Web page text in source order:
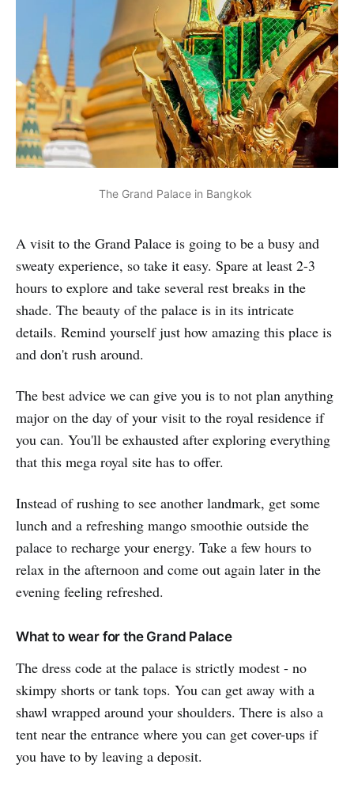
The Grand Palace in Bangkok
A visit to the Grand Palace is going to be a busy and
sweaty experience, so take it easy. Spare at least 2-3
hours to explore and take several rest breaks in the
shade. The beauty of the palace is in its intricate
details. Remind yourself just how amazing this place is
and don't rush around.
The best advice we can give you is to not plan anything
major on the day of your visit to the royal residence if
you can. You'll be exhausted after exploring everything
that this mega royal site has to offer.
Instead of rushing to see another landmark, get some
lunch and a refreshing mango smoothie outside the
palace to recharge your energy. Take a few hours to
relax in the afternoon and come out again later in the
evening feeling refreshed.
What to wear for the Grand Palace
The dress code at the palace is strictly modest - no
skimpy shorts or tank tops. You can get away with a
shawl wrapped around your shoulders. There is also a
tent near the entrance where you can get cover-ups if
you have to by leaving a deposit.